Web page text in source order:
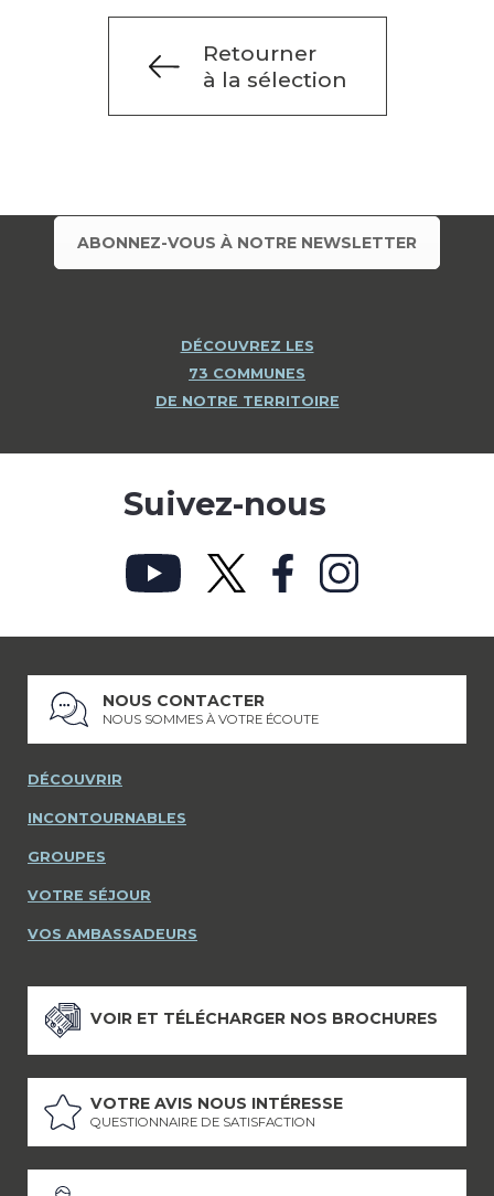
Retourner
à la sélection
ABONNEZ-VOUS À NOTRE NEWSLETTER
DÉCOUVREZ LES
73 COMMUNES
DE NOTRE TERRITOIRE
Suivez-nous
NOUS CONTACTER
NOUS SOMMES À VOTRE ÉCOUTE
DÉCOUVRIR
INCONTOURNABLES
GROUPES
VOTRE SÉJOUR
VOS AMBASSADEURS
VOIR ET TÉLÉCHARGER NOS BROCHURES
VOTRE AVIS NOUS INTÉRESSE
QUESTIONNAIRE DE SATISFACTION